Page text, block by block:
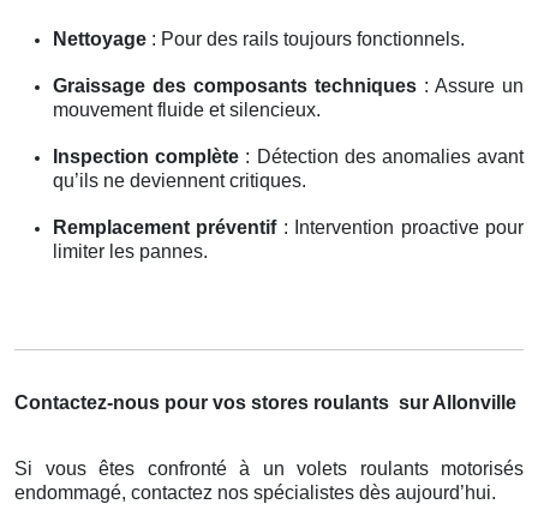
Nettoyage : Pour des rails toujours fonctionnels.
Graissage des composants techniques : Assure un
mouvement fluide et silencieux.
Inspection complète : Détection des anomalies avant
qu’ils ne deviennent critiques.
Remplacement préventif: Intervention proactive pour
limiter les pannes.
Contactez-nous pour vos stores roulants sur Allonville
Si vous êtes confronté à un volets roulants motorisés
endommagé, contactez nos spécialistes dès aujourd’hui.